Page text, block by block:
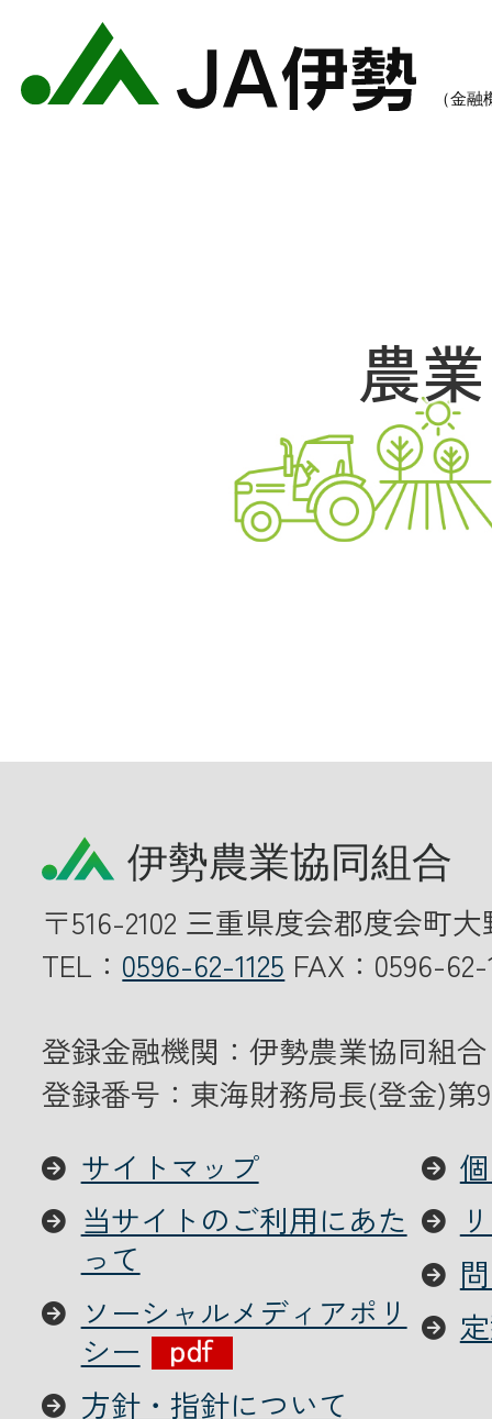
各種手数料一覧 各種
食
JAバンク
JA共済
くらし
JA伊勢について
農業
〒516-2102 三重県度会郡度会町
TEL： 0596-62-1125 FAX：0596-62-
登録金融機関：伊勢農業協同組合
登録番号：東海財務局長(登金)第
サイトマップ
当サイトのご利用にあた
って
ソーシャルメディアポリ
シー
方針・指針について